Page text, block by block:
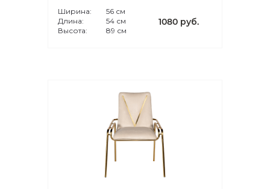
Ширина:
56 см
Длина:
54 см
Высота:
89 см
1080 руб.